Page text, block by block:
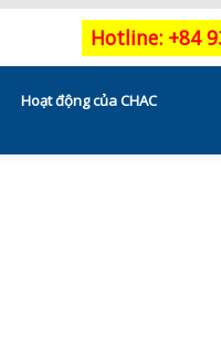
Hotline: +84
Hoạt động của CHAC